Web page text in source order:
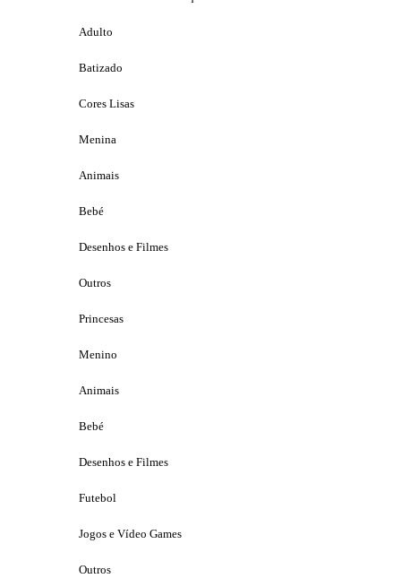
Adulto
Batizado
Cores Lisas
Menina
Animais
Bebé
Desenhos e Filmes
Outros
Princesas
Menino
Animais
Bebé
Desenhos e Filmes
Futebol
Jogos e Vídeo Games
Outros